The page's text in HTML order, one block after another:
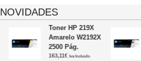
NOVIDADES
Toner HP 219X
Amarelo W2192X
2500 Pág.
163,11€ Iva Incluido